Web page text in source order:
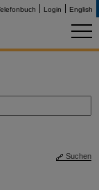
Login English
Suchen